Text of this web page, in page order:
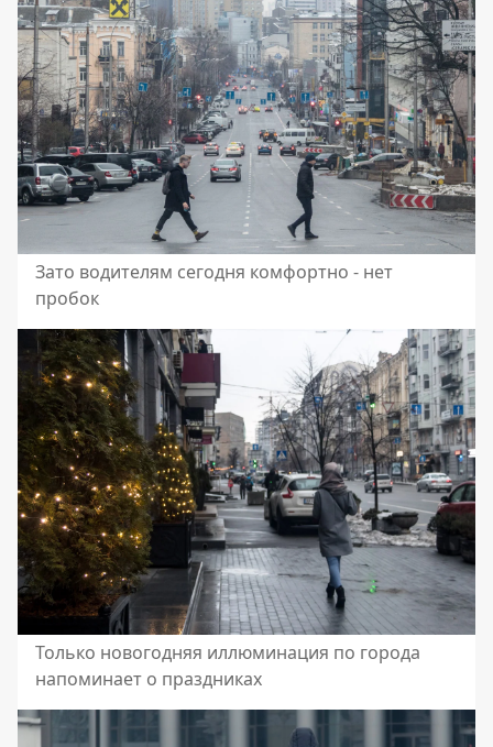
Зато водителям сегодня комфортно - нет
пробок
Только новогодняя иллюминация по города
напоминает о праздниках